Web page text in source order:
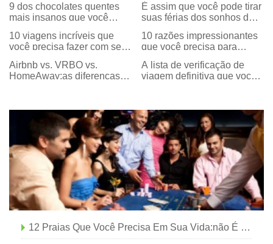
9 dos chocolates quentes
mais insanos que você
neste inverno
É assim que você pode tirar
suas férias dos sonhos de
baixo
10 viagens incríveis que
você precisa fazer com seu
verão
10 razões impressionantes
que você precisa para
as Catskills
Airbnb vs. VRBO vs.
HomeAway:as diferenças
A lista de verificação de
viagem definitiva que você
12 Praias Que Você Precisa Em Sua Vida:não É Necessário Passaporte